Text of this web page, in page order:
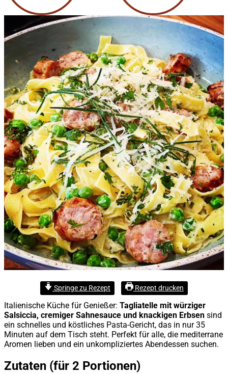
Springe zu Rezept Rezept drucken
Italienische Küche für Genießer: Tagliatelle mit würziger
Salsiccia, cremiger Sahnesauce und knackigen Erbsen sind
ein schnelles und köstliches Pasta-Gericht, das in nur 35
Minuten auf dem Tisch steht. Perfekt für alle, die mediterrane
Aromen lieben und ein unkompliziertes Abendessen suchen.
Zutaten (für 2 Portionen)